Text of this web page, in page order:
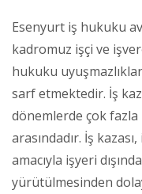
Esenyurt iş hukuku
kadromuz işçi ve
hukuku
sarf etmektedir. İş
dönemlerde çok fazla
arasındadır. İş
amacıyla işyeri
yürütülmesinden